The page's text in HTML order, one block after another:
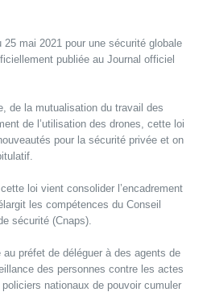
25 mai 2021 pour une sécurité globale
publiée au Journal officiel
de la mutualisation du travail des
de l’utilisation des drones, cette loi
pour la sécurité privée et on
loi vient consolider l’encadrement
les compétences du Conseil
sécurité (Cnaps).
préfet de déléguer à des agents de
des personnes contre les actes
nationaux de pouvoir cumuler